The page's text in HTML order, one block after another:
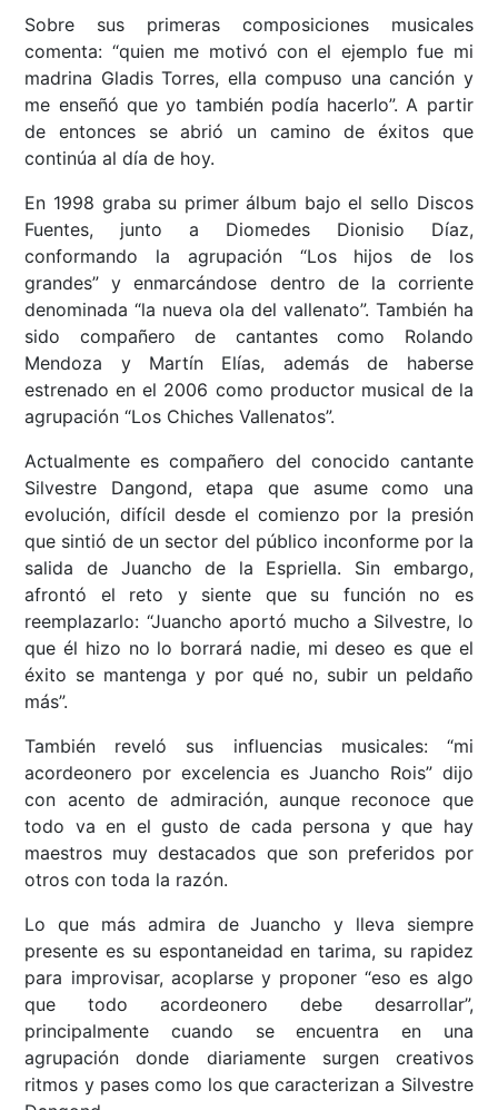
Sobre sus primeras composiciones musicales
comenta: “quien me motivó con el ejemplo fue mi
madrina Gladis Torres, ella compuso una canción y
me enseñó que yo también podía hacerlo”. A partir
de entonces se abrió un camino de éxitos que
continúa al día de hoy.
En 1998 graba su primer álbum bajo el sello Discos
Fuentes, junto a Diomedes Dionisio Díaz,
conformando la agrupación “Los hijos de los
grandes” y enmarcándose dentro de la corriente
denominada “la nueva ola del vallenato”. También ha
sido compañero de cantantes como Rolando
Mendoza y Martín Elías, además de haberse
estrenado en el 2006 como productor musical de la
agrupación “Los Chiches Vallenatos”.
Actualmente es compañero del conocido cantante
Silvestre Dangond, etapa que asume como una
evolución, difícil desde el comienzo por la presión
que sintió de un sector del público inconforme por la
salida de Juancho de la Espriella. Sin embargo,
afrontó el reto y siente que su función no es
reemplazarlo: “Juancho aportó mucho a Silvestre, lo
que él hizo no lo borrará nadie, mi deseo es que el
éxito se mantenga y por qué no, subir un peldaño
más”.
También reveló sus influencias musicales: “mi
acordeonero por excelencia es Juancho Rois” dijo
con acento de admiración, aunque reconoce que
todo va en el gusto de cada persona y que hay
maestros muy destacados que son preferidos por
otros con toda la razón.
Lo que más admira de Juancho y lleva siempre
presente es su espontaneidad en tarima, su rapidez
para improvisar, acoplarse y proponer “eso es algo
que todo acordeonero debe desarrollar”,
principalmente cuando se encuentra en una
agrupación donde diariamente surgen creativos
ritmos y pases como los que caracterizan a Silvestre